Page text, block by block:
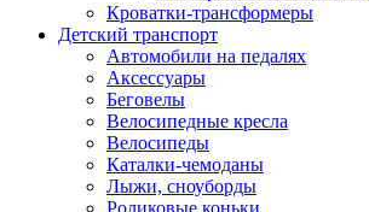
Кроватки-трансформеры
Детский транспорт
Автомобили на педалях
Аксессуары
Беговелы
Велосипедные кресла
Велосипеды
Каталки-чемоданы
Лыжи, сноуборды
Роликовые коньки